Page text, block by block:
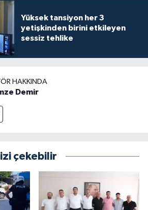
Yüksek tansiyon her 3
yetişkinden birini etkileyen
sessiz tehlike
HAKKINDA
Demir
çekebilir